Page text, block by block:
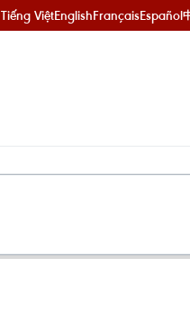
Tiếng ViệtEnglishFrançaisEspañol